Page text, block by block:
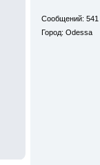
Сообщений: 541
Город: Odessa